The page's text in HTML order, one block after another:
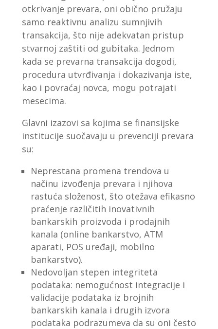
otkrivanje prevara, oni obično pružaju
samo reaktivnu analizu sumnjivih
transakcija, što nije adekvatan pristup
stvarnoj zaštiti od gubitaka. Jednom
kada se prevarna transakcija dogodi,
procedura utvrđivanja i dokazivanja iste,
kao i povraćaj novca, mogu potrajati
mesecima.
Glavni izazovi sa kojima se finansijske
institucije suočavaju u prevenciji prevara
su:
Neprestana promena trendova u
načinu izvođenja prevara i njihova
rastuća složenost, što otežava efikasno
praćenje različitih inovativnih
bankarskih proizvoda i prodajnih
kanala (online bankarstvo, ATM
aparati, POS uređaji, mobilno
bankarstvo).
Nedovoljan stepen integriteta
podataka: nemogućnost integracije i
validacije podataka iz brojnih
bankarskih kanala i drugih izvora
podataka podrazumeva da su oni često